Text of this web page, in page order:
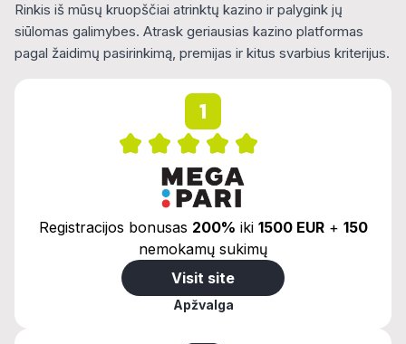
Rinkis iš mūsų kruopščiai atrinktų kazino ir palygink jų
siūlomas galimybes. Atrask geriausias kazino platformas
pagal žaidimų pasirinkimą, premijas ir kitus svarbius kriterijus.
1
Registracijos bonusas 200% iki 1500 EUR+ 150
nemokamų sukimų
Visit site
Apžvalga